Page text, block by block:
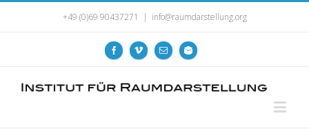
+49 (0)69 90437271 | info@raumdarstellung.org